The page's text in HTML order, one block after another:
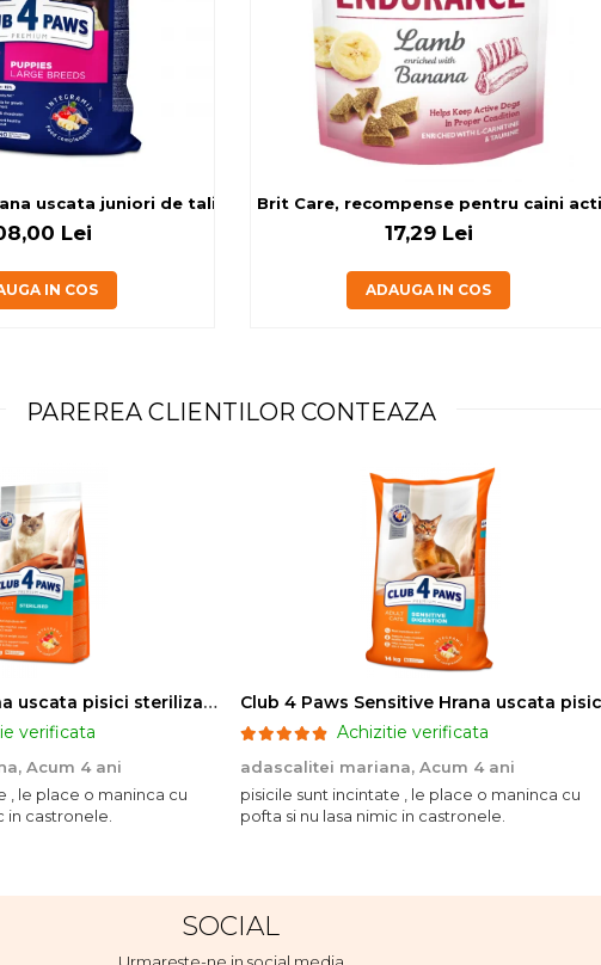
uscata juniori de talie mare, cu pui, 14kg
Lei
IN COS
Brit Care, recompense pentru caini
17,29 Lei
ADAUGA IN COS
PAREREA CLIENTILOR CONTEAZA
Club 4 Paws Hrana uscata pisici sterilizate, 2kg
verificata
Acum 4 ani
, le place o maninca cu
in castronele.
Achizitie verificata
adascalitei mariana, Acum 4 ani
pisicile sunt incintate , le place o maninca cu
pofta si nu lasa nimic in castronele.
SOCIAL